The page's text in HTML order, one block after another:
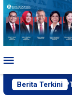
Loncat
konten
Mobile
Berita Terkini
MIND ID, PT Vale